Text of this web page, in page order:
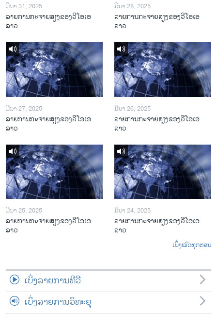
ມີນາ 31, 2025
ລາຍການກະຈາຍສຽງຂອງວີໂອເອ
ລາວ
ມີນາ 28, 2025
ລາຍການກະຈາຍສຽງຂອງວີໂອເອ
ລາວ
ມີນາ 27, 2025
ລາຍການກະຈາຍສຽງຂອງວີໂອເອ
ລາວ
ມີນາ 26, 2025
ລາຍການກະຈາຍສຽງຂອງວີໂອເອ
ລາວ
ມີນາ 25, 2025
ລາຍການກະຈາຍສຽງຂອງວີໂອເອ
ລາວ
ມີນາ 24, 2025
ລາຍການກະຈາຍສຽງຂອງວີໂອເອ
ລາວ
ເບິ່ງໝົດທຸກຕອນ
ເບິ່ງລາຍການທີວີ
ເບິ່ງລາຍການວິທະຍຸ